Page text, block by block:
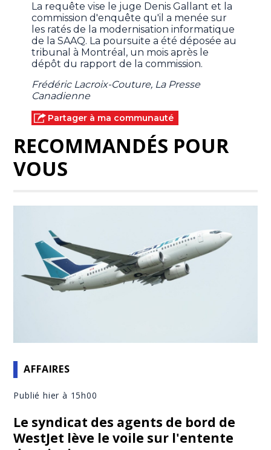
La requête vise le juge Denis Gallant et la
commission d'enquête qu'il a menée sur
les ratés de la modernisation informatique
de la SAAQ. La poursuite a été déposée au
tribunal à Montréal, un mois après le
dépôt du rapport de la commission.
Frédéric Lacroix-Couture, La Presse
Canadienne
Partager à ma communauté
RECOMMANDÉS POUR
VOUS
AFFAIRES
Publié hier à 15h00
Le syndicat des agents de bord de
WestJet lève le voile sur l'entente